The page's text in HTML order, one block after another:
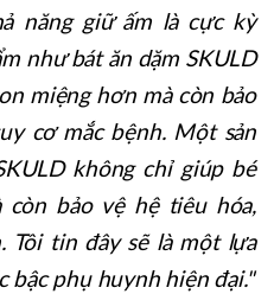
năng giữ ấm là cực kỳ
như bát ăn dặm SKULD
miệng hơn mà còn bảo
cơ mắc bệnh. Một sản
không chỉ giúp bé
còn bảo vệ hệ tiêu hóa,
Tôi tin đây sẽ là một lựa
bậc phụ huynh hiện đại."